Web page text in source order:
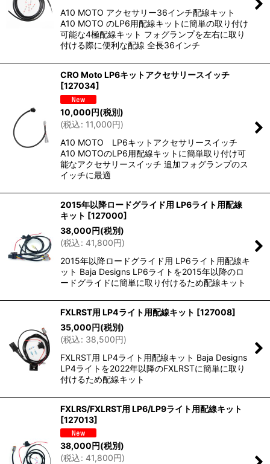
A10 MOTO アクセサリー36インチ配線キット
A10 MOTO のLP6用配線キットに簡単の取り付け
可能な4極配線キット フォグランプを左右に取り
付ける際に便利な配線 全長36インチ
CRO Moto LP6キットアクセサリースイッチ
[127034]
10,000円(税別)
(税込: 11,000円)
A10 MOTO LP6キットアクセサリースイッチ
A10 MOTOのLP6用配線キットに簡単取り付け可
能なアクセサリースイッチ 追加フォグランプのス
イッチに最適
2015年以降ロードグライド用 LP6ライト用配線
キット [127000]
38,000円(税別)
(税込: 41,800円)
2015年以降ロードグライド用 LP6ライト用配線キ
ット Baja Designs LP6ライトを2015年以降のロ
ードグライドに簡単に取り付けるため配線キット
FXLRST用 LP4ライト用配線キット [127008]
35,000円(税別)
(税込: 38,500円)
FXLRST用 LP4ライト用配線キット Baja Designs
LP4ライトを2022年以降のFXLRSTに簡単に取り
付けるため配線キット
FXLRS/FXLRST用 LP6/LP9ライト用配線キット
[127013]
38,000円(税別)
(税込: 41,800円)